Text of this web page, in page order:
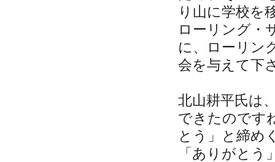
り山に学校を
ローリング・
に、ローリン
会を与えて下
北山耕平氏は
できたのです
とう」と締め
「ありがと